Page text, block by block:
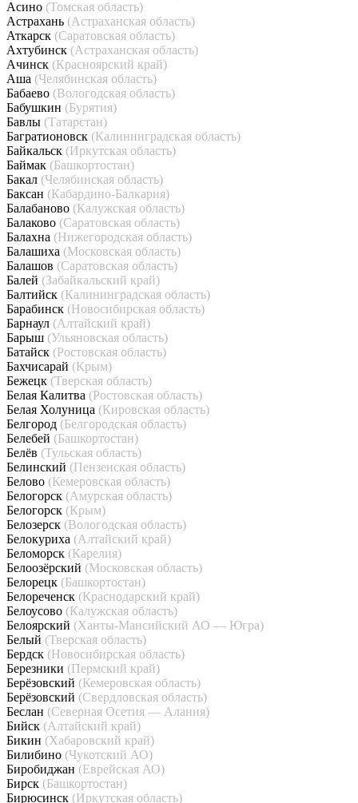
Асино (Томская область)
Астрахань (Астраханская область)
Аткарск (Саратовская область)
Ахтубинск (Астраханская область)
Ачинск (Красноярский край)
Аша (Челябинская область)
Бабаево (Вологодская область)
Бабушкин (Бурятия)
Бавлы (Татарстан)
Багратионовск (Калининградская область)
Байкальск (Иркутская область)
Баймак (Башкортостан)
Бакал (Челябинская область)
Баксан (Кабардино-Балкария)
Балабаново (Калужская область)
Балаково (Саратовская область)
Балахна (Нижегородская область)
Балашиха (Московская область)
Балашов (Саратовская область)
Балей (Забайкальский край)
Балтийск (Калининградская область)
Барабинск (Новосибирская область)
Барнаул (Алтайский край)
Барыш (Ульяновская область)
Батайск (Ростовская область)
Бахчисарай (Крым)
Бежецк (Тверская область)
Белая Калитва (Ростовская область)
Белая Холуница (Кировская область)
Белгород (Белгородская область)
Белебей (Башкортостан)
Белёв (Тульская область)
Белинский (Пензенская область)
Белово (Кемеровская область)
Белогорск (Амурская область)
Белогорск (Крым)
Белозерск (Вологодская область)
Белокуриха (Алтайский край)
Беломорск (Карелия)
Белоозёрский (Московская область)
Белорецк (Башкортостан)
Белореченск (Краснодарский край)
Белоусово (Калужская область)
Белоярский (Ханты-Мансийский АО — Югра)
Белый (Тверская область)
Бердск (Новосибирская область)
Березники (Пермский край)
Берёзовский (Кемеровская область)
Берёзовский (Свердловская область)
Беслан (Северная Осетия — Алания)
Бийск (Алтайский край)
Бикин (Хабаровский край)
Билибино (Чукотский АО)
Биробиджан (Еврейская АО)
Бирск (Башкортостан)
Бирюсинск (Иркутская область)